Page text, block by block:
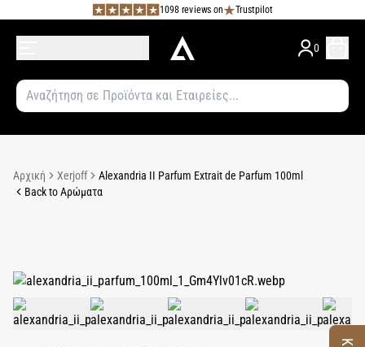
1098 reviews on Trustpilot
0
Αρχική Xerjoff
Alexandria II Parfum Extrait de Parfum 100ml
Back to Αρώματα